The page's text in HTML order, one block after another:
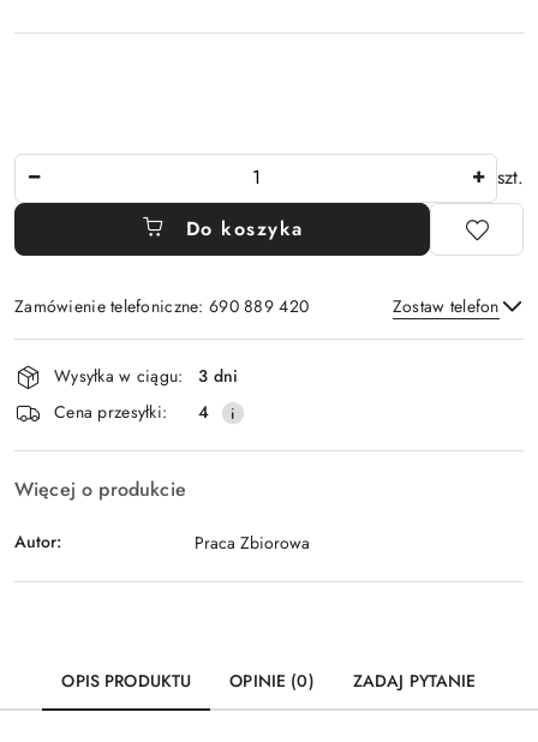
szt.
Do koszyka
Zamówienie telefoniczne: 690 889 420 Zostaw telefon
Wyślij
Dostępność
i
dostawa
Wysyłka w ciągu:
3 dni
Cena przesyłki:
4
Więcej o produkcie
Autor: Praca Zbiorowa
OPIS PRODUKTU OPINIE (0) ZADAJ PYTANIE